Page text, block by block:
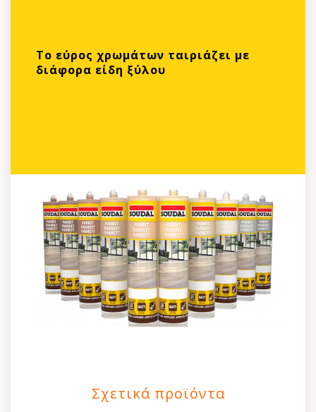
Το εύρος χρωμάτων ταιριάζει με
διάφορα είδη ξύλου
Σχετικά προϊόντα